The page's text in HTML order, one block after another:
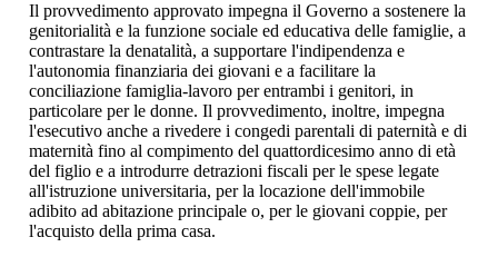
Il provvedimento approvato impegna il Governo a sostenere la
genitorialità e la funzione sociale ed educativa delle famiglie, a
contrastare la denatalità, a supportare l'indipendenza e
l'autonomia finanziaria dei giovani e a facilitare la
conciliazione famiglia-lavoro per entrambi i genitori, in
particolare per le donne. Il provvedimento, inoltre, impegna
l'esecutivo anche a rivedere i congedi parentali di paternità e di
maternità fino al compimento del quattordicesimo anno di età
del figlio e a introdurre detrazioni fiscali per le spese legate
all'istruzione universitaria, per la locazione dell'immobile
adibito ad abitazione principale o, per le giovani coppie, per
l'acquisto della prima casa.